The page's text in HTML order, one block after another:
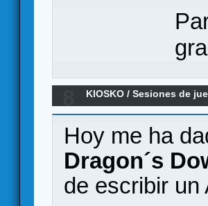
KIOSKO /Sesiones de
Hoy me ha
Dragon´s
de escribir un